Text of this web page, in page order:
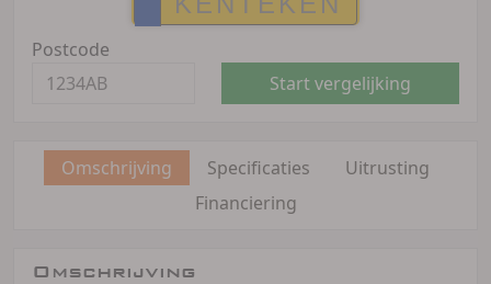
Postcode
Start vergelijking
Omschrijving Specificaties
Uitrusting
Financiering
Omschrijving